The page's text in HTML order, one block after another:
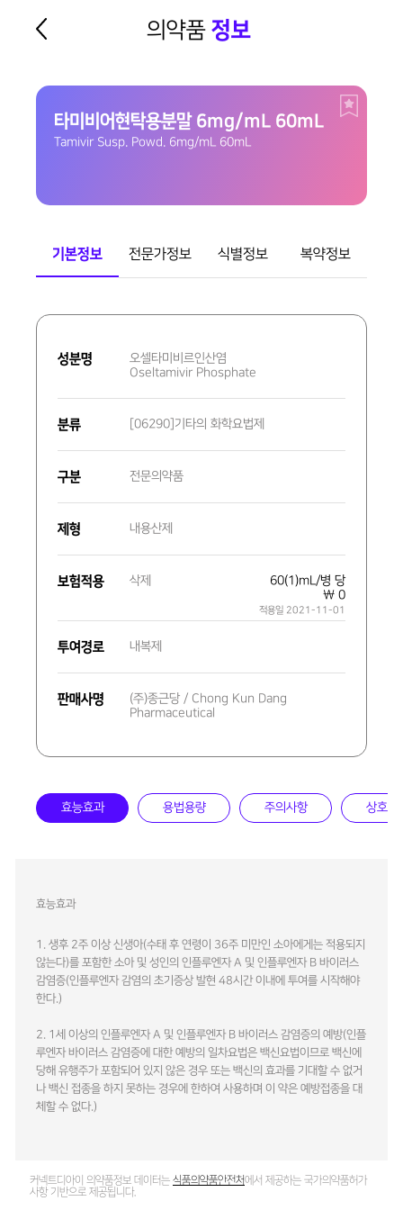
의약품 정보
타미비어현탁용분말 6mg/mL 60mL
Tamivir Susp. Powd. 6mg/mL 60mL
기본정보 전문가정보 식별정보 복약정보
성분명
오셀타미비르인산염
Oseltamivir Phosphate
분류 [06290]기타의 화학요법제
구분 전문의약품
제형 내용산제
보험적용 삭제
60(1)mL/병 당
₩ 0
적용일 2021-11-01
투여경로 내복제
판매사명
(주)종근당 / Chong Kun Dang
Pharmaceutical
효능효과 용법용량 주의사항 상호작
효능효과
1. 생후 2주 이상 신생아(수태 후 연령이 36주 미만인 소아에게는 적용되지
않는다)를 포함한 소아 및 성인의 인플루엔자 A 및 인플루엔자 B 바이러스
감염증(인플루엔자 감염의 초기증상 발현 48시간 이내에 투여를 시작해야
한다.)
2. 1세 이상의 인플루엔자 A 및 인플루엔자 B 바이러스 감염증의 예방(인플
루엔자 바이러스 감염증에 대한 예방의 일차요법은 백신요법이므로 백신에
당해 유행주가 포함되어 있지 않은 경우 또는 백신의 효과를 기대할 수 없거
나 백신 접종을 하지 못하는 경우에 한하여 사용하며 이 약은 예방접종을 대
체할 수 없다.)
커넥트디아이 의약품정보 데이터는 식품의약품안전처에서 제공하는 국가의약품허가
사항 기반으로 제공됩니다.